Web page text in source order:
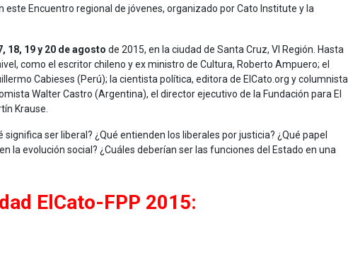
Encuentro regional de jóvenes, organizado por Cato Institute y la
18, 19 y 20 de agosto de 2015, en la ciudad de Santa Cruz, VI Región. Hasta
como el escritor chileno y ex ministro de Cultura, Roberto Ampuero; el
Cabieses (Perú); la cientista política, editora de ElCato.org y columnista
Walter Castro (Argentina), el director ejecutivo de la Fundación para El
Krause.
ser liberal? ¿Qué entienden los liberales por justicia? ¿Qué papel
la evolución social? ¿Cuáles deberían ser las funciones del Estado en una
ElCato-FPP 2015: